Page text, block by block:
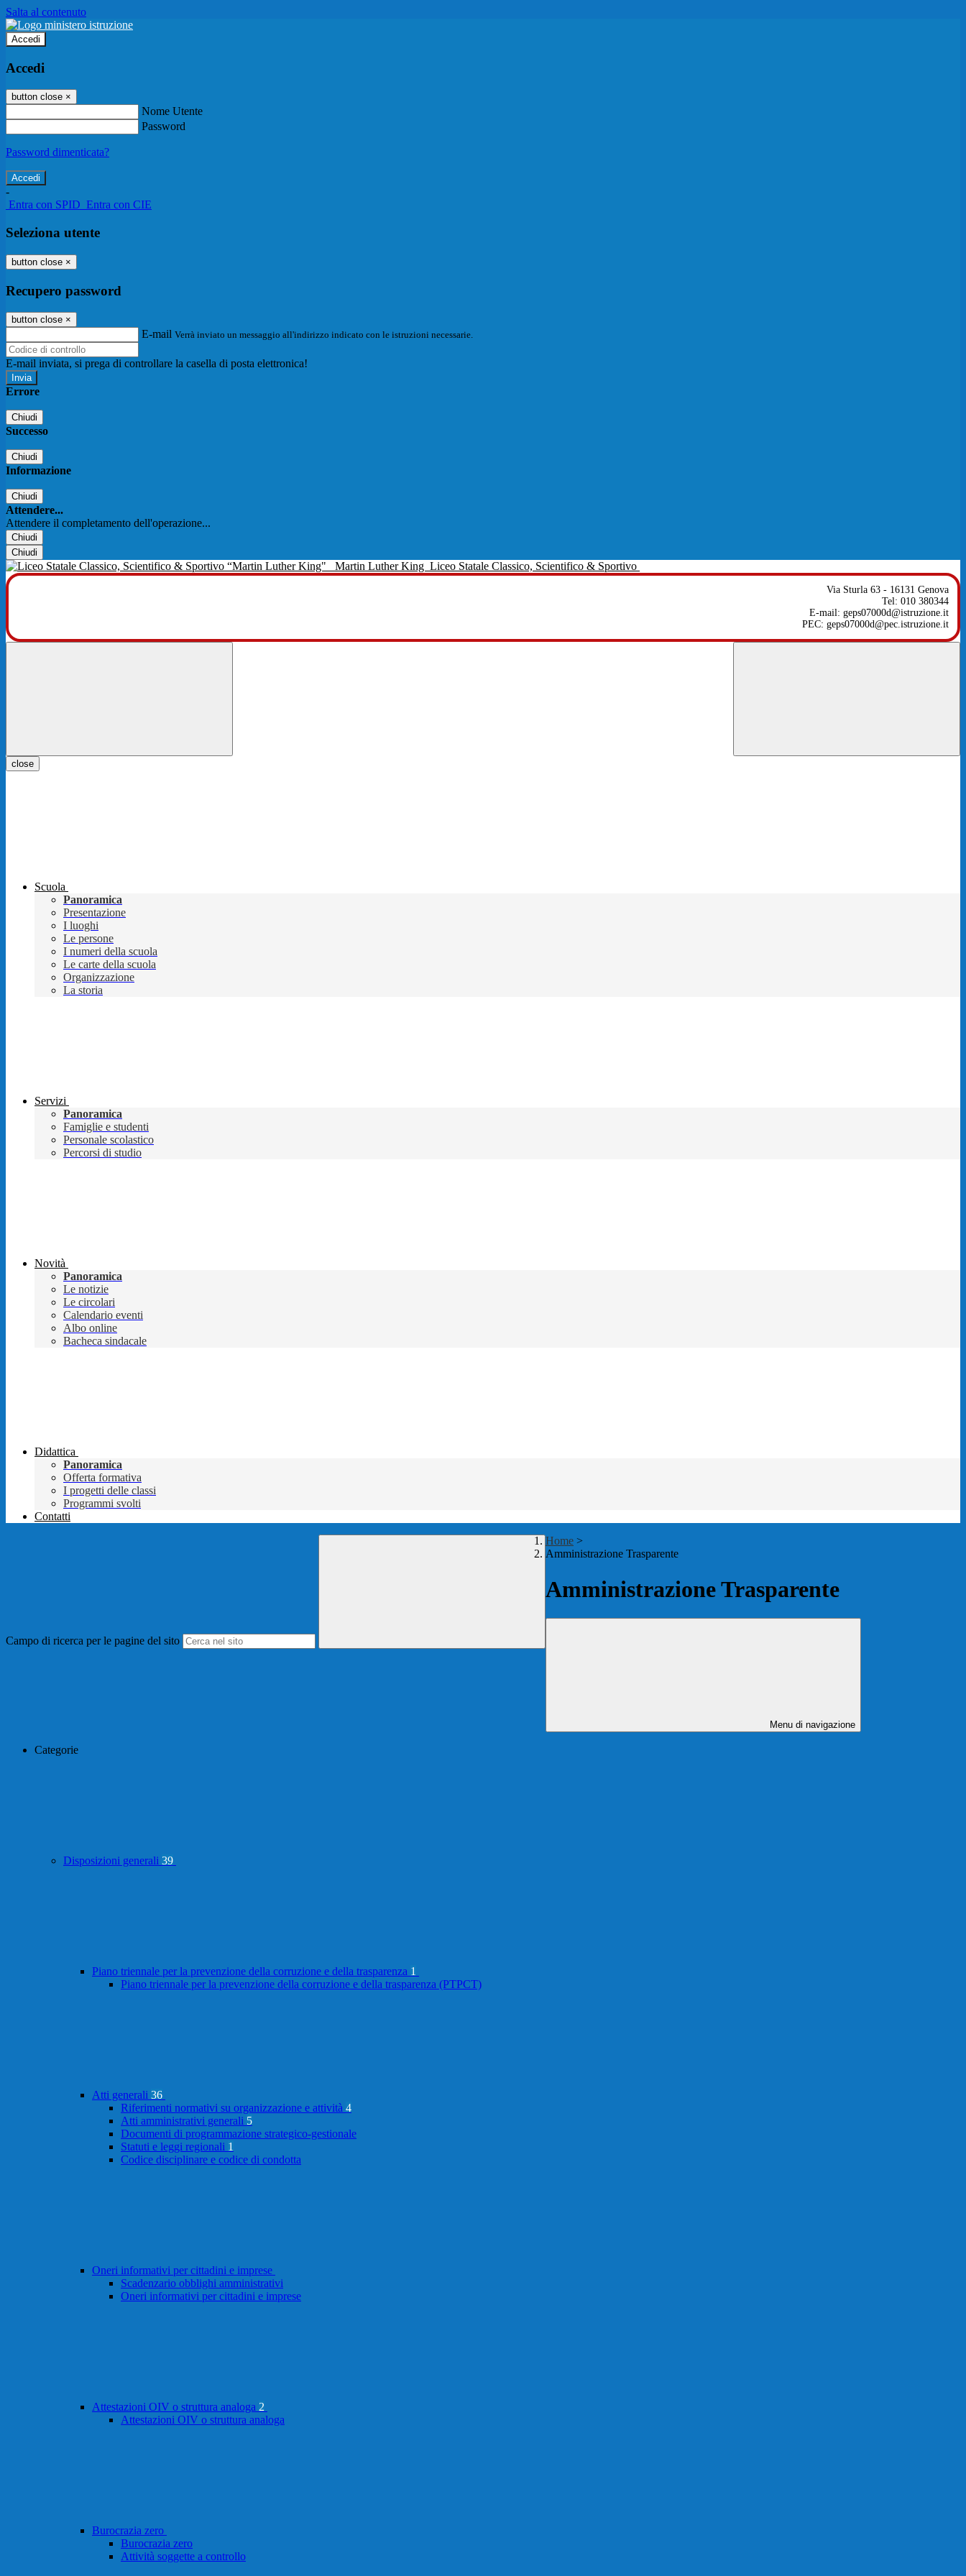
Salta al contenuto
Accedi
Accedi
button close ×
Nome Utente
Password
Password dimenticata?
-
Entra con SPID Entra con CIE
Seleziona utente
button close ×
Recupero password
button close ×
E-mail Verrà inviato un messaggio all'indirizzo indicato con le istruzioni necessarie.
E-mail inviata, si prega di controllare la casella di posta elettronica!
Errore
Chiudi
Successo
Chiudi
Informazione
Chiudi
Attendere...
Attendere il completamento dell'operazione...
Chiudi
Chiudi
Martin Luther King Liceo Statale Classico, Scientifico & Sportivo
Via Sturla 63 - 16131 Genova
Tel: 010 380344
E-mail: geps07000d@istruzione.it
PEC: geps07000d@pec.istruzione.it
close
Scuola
Panoramica
Presentazione
I luoghi
Le persone
I numeri della scuola
Le carte della scuola
Organizzazione
La storia
Servizi
Panoramica
Famiglie e studenti
Personale scolastico
Percorsi di studio
Novità
Panoramica
Le notizie
Le circolari
Calendario eventi
Albo online
Bacheca sindacale
Didattica
Panoramica
Offerta formativa
I progetti delle classi
Programmi svolti
Contatti
Campo di ricerca per le pagine del sito
Home >
Amministrazione Trasparente
Amministrazione Trasparente
Menu di navigazione
Categorie
Disposizioni generali 39
Piano triennale per la prevenzione della corruzione e della trasparenza 1
Piano triennale per la prevenzione della corruzione e della trasparenza (PTPCT)
Atti generali 36
Riferimenti normativi su organizzazione e attività 4
Atti amministrativi generali 5
Documenti di programmazione strategico-gestionale
Statuti e leggi regionali 1
Codice disciplinare e codice di condotta
Oneri informativi per cittadini e imprese
Scadenzario obblighi amministrativi
Oneri informativi per cittadini e imprese
Attestazioni OIV o struttura analoga 2
Attestazioni OIV o struttura analoga
Burocrazia zero
Burocrazia zero
Attività soggette a controllo